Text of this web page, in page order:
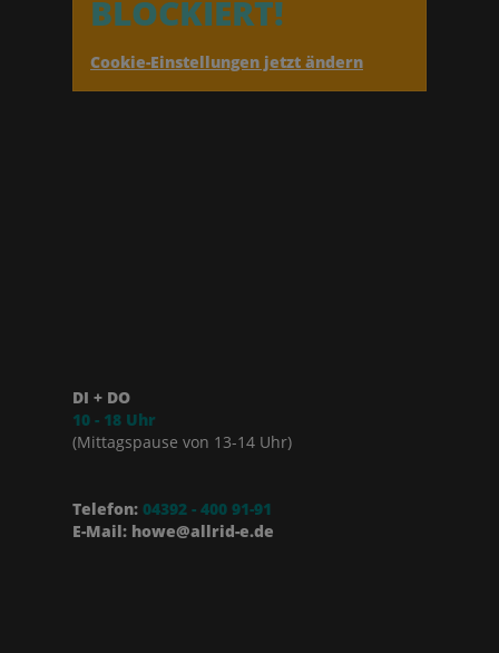
BLOCKIERT!
Cookie-Einstellungen jetzt ändern
DI + DO
10 - 18 Uhr
(Mittagspause von 13-14 Uhr)
Telefon: 04392 - 400 91-91
E-Mail: howe@allrid-e.de